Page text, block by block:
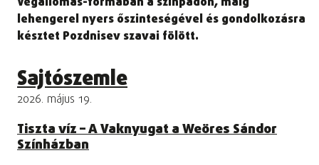
lehengerel nyers őszinteségével és gondolkozásra
késztet Pozdnisev szavai fölött.
Sajtószemle
2026. május 19.
Tiszta víz – A Vaknyugat a Weöres Sándor
Színházban